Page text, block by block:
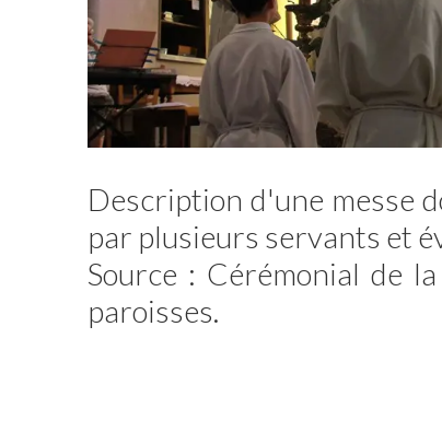
Description d'une messe
par plusieurs servants et
Source : Cérémonial de
paroisses.